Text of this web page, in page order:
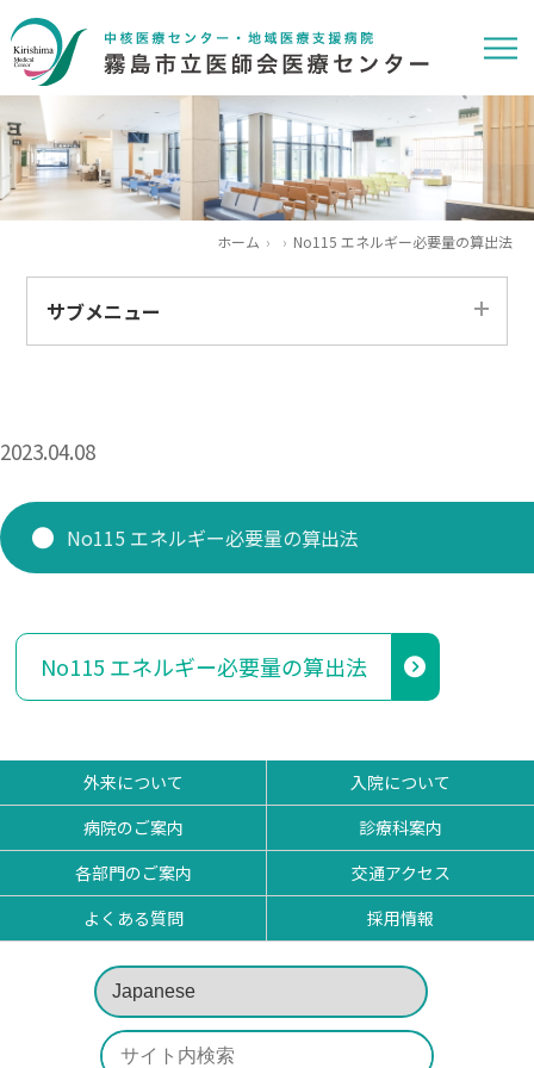
ホーム No115 エネルギー必要量の算出法
サブメニュー
求人情報
看護部
薬剤部
2023.04.08
No115 エネルギー必要量の算出法
No115 エネルギー必要量の算出法
外来について
入院について
病院のご案内
診療科案内
各部門のご案内
交通アクセス
よくある質問
採用情報